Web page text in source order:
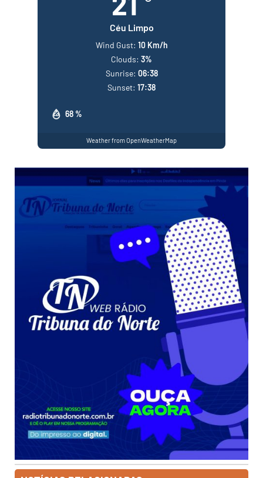
Céu Limpo
68 %
Wind Gust: 10 Km/h
Clouds: 3%
Sunrise: 06:38
Sunset: 17:38
Weather from OpenWeatherMap